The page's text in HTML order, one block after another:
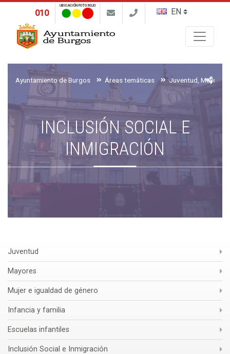
010
UBICACIÓN FOTO ROJO
Ayuntamiento de Burgos Áreas temáticas
INCLUSIÓN SOCIAL E
INMIGRACIÓN
Juventud
Mayores
Mujer e igualdad de género
Infancia y familia
Escuelas infantiles
Inclusión Social e Inmigración